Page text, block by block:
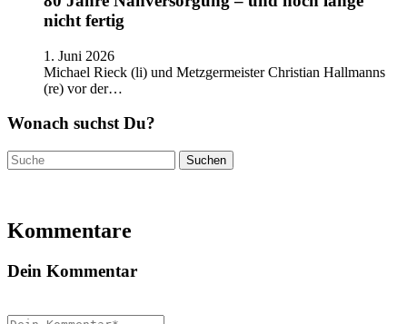
nicht fertig
1. Juni 2026
Michael Rieck (li) und Metzgermeister Christian Hallmanns
(re) vor der…
Wonach suchst Du?
Suchen
nach:
Kommentare
Dein Kommentar